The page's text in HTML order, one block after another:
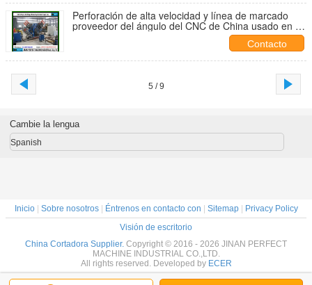
Perforación de alta velocidad y línea de marcado
proveedor del ángulo del CNC de China usado en la
industria de la torre de la transmisión (AHD2532)
Contacto
5 / 9
Cambie la lengua
Spanish
Inicio| Sobre nosotros| Éntrenos en contacto con Sitemap|
Privacy Policy
Visión de escritorio
China Cortadora Supplier. Copyright © 2016 - 2026 JINAN PERFECT
MACHINE INDUSTRIAL CO.,LTD.
All rights reserved. Developed by ECER